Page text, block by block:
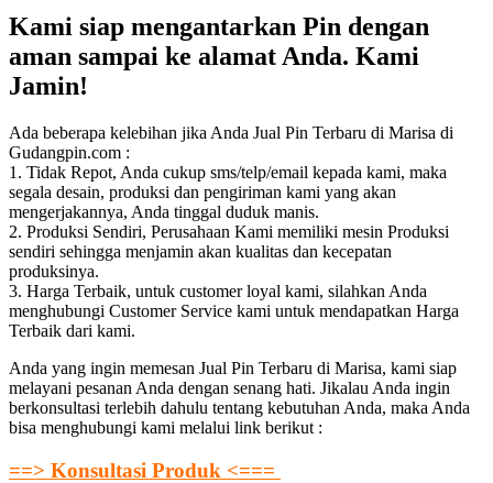
Kami siap mengantarkan Pin dengan
aman sampai ke alamat Anda. Kami
Jamin!
Ada beberapa kelebihan jika Anda Jual Pin Terbaru di Marisa di
Gudangpin.com :
1. Tidak Repot, Anda cukup sms/telp/email kepada kami, maka
segala desain, produksi dan pengiriman kami yang akan
mengerjakannya, Anda tinggal duduk manis.
2. Produksi Sendiri, Perusahaan Kami memiliki mesin Produksi
sendiri sehingga menjamin akan kualitas dan kecepatan
produksinya.
3. Harga Terbaik, untuk customer loyal kami, silahkan Anda
menghubungi Customer Service kami untuk mendapatkan Harga
Terbaik dari kami.
Anda yang ingin memesan Jual Pin Terbaru di Marisa, kami siap
melayani pesanan Anda dengan senang hati. Jikalau Anda ingin
berkonsultasi terlebih dahulu tentang kebutuhan Anda, maka Anda
bisa menghubungi kami melalui link berikut :
==> Konsultasi Produk <===